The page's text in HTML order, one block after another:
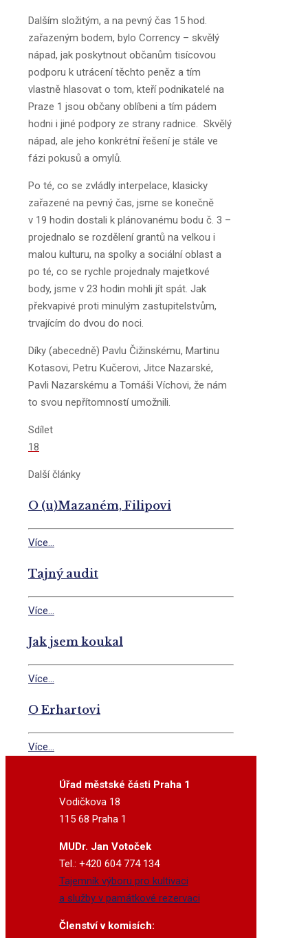
Dalším složitým, a na pevný čas 15 hod.
zařazeným bodem, bylo Corrency – skvělý
nápad, jak poskytnout občanům tisícovou
podporu k utrácení těchto peněz a tím
vlastně hlasovat o tom, kteří podnikatelé na
Praze 1 jsou občany oblíbeni a tím pádem
hodni i jiné podpory ze strany radnice. Skvělý
nápad, ale jeho konkrétní řešení je stále ve
fázi pokusů a omylů.
Po té, co se zvládly interpelace, klasicky
zařazené na pevný čas, jsme se konečně
v 19 hodin dostali k plánovanému bodu č. 3 –
projednalo se rozdělení grantů na velkou i
malou kulturu, na spolky a sociální oblast a
po té, co se rychle projednaly majetkové
body, jsme v 23 hodin mohli jít spát. Jak
překvapivé proti minulým zastupitelstvům,
trvajícím do dvou do noci.
Díky (abecedně) Pavlu Čižinskému, Martinu
Kotasovi, Petru Kučerovi, Jitce Nazarské,
Pavli Nazarskému a Tomáši Víchovi, že nám
to svou nepřítomností umožnili.
Sdílet
18
Další články
O (u)Mazaném, Filipovi
Více...
Tajný audit
Více...
Jak jsem koukal
Více...
O Erhartovi
Více...
Úřad městské části Praha 1
Vodičkova 18
115 68 Praha 1
MUDr. Jan Votoček
Tel.: +420 604 774 134
Tajemník výboru pro kultivaci
a služby v památkové rezervaci
Členství v komisích: